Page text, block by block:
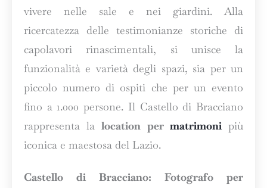
vivere nelle sale e nei giardini. Alla
ricercatezza delle testimonianze storiche di
capolavori rinascimentali, si unisce la
funzionalità e varietà degli spazi, sia per un
piccolo numero di ospiti che per un evento
fino a 1.000 persone. Il Castello di Bracciano
rappresenta lalocation per matrimonipiù
iconica e maestosa del Lazio.
Castello di Bracciano: Fotografo per